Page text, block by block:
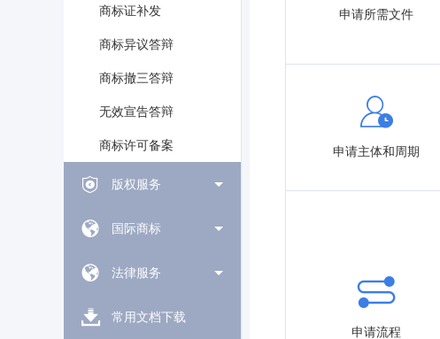
商标证补发
商标异议答辩
商标撤三答辩
无效宣告答辩
商标许可备案
版权服务
国际商标
法律服务
常用文档下载
申请所需文件
申请主体和周期
申请流程